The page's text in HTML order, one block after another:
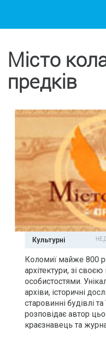
Місто
предків
Культурні
Коломиї майже 800
архітектури, зі
особистостями.
архіви, історичні
старовинні будівлі
розповідає автор
краєзнавець та